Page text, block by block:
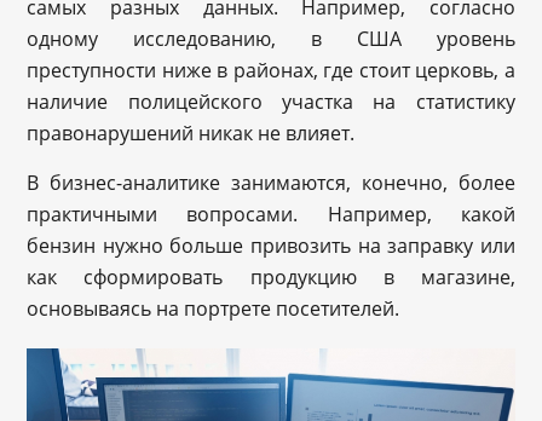
самых разных данных. Например, согласно
одному исследованию, в США уровень
преступности ниже в районах, где стоит церковь, а
наличие полицейского участка на статистику
правонарушений никак не влияет.
В бизнес-аналитике занимаются, конечно, более
практичными вопросами. Например, какой
бензин нужно больше привозить на заправку или
как сформировать продукцию в магазине,
основываясь на портрете посетителей.